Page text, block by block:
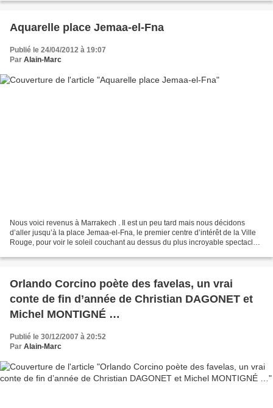
Aquarelle place Jemaa-el-Fna
Publié le 24/04/2012 à 19:07
Par Alain-Marc
Nous voici revenus à Marrakech . Il est un peu tard mais nous décidons
d’aller jusqu’à la place Jemaa-el-Fna, le premier centre d’intérêt de la Ville
Rouge, pour voir le soleil couchant au dessus du plus incroyable spectacle
Orlando Corcino poète des favelas, un vrai
conte de fin d’année de Christian DAGONET et
Michel MONTIGNÉ …
Publié le 30/12/2007 à 20:52
Par Alain-Marc